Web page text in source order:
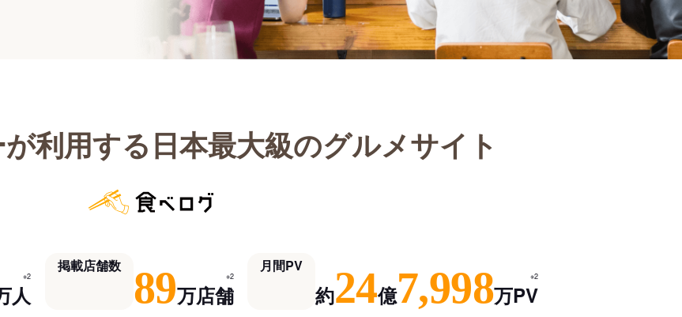
利用する日本最大級のグルメサイト
人
※2
掲載店舗数 89万店舗
※2
月間PV
約24億7,998万PV
※2